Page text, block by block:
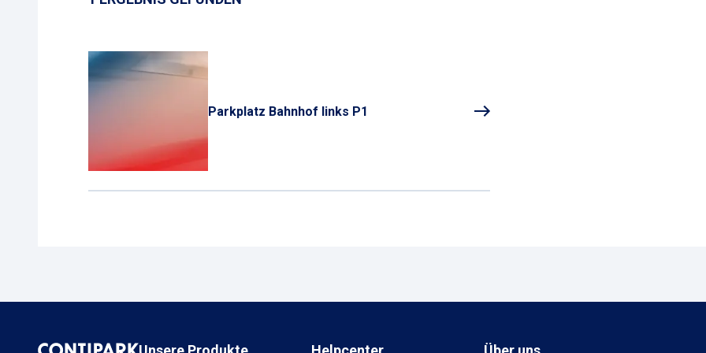
Parkplatz Bahnhof links P1